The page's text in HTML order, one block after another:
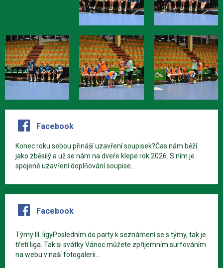
Facebook
Konec roku sebou přináší uzavření soupisek?Čas nám běží
jako zběsilý a už se nám na dveře klepe rok 2026. S ním je
spojené uzavření doplňování soupise...
Facebook
Týmy III. ligyPosledním do party k seznámení se s týmy, tak je
třetí liga. Tak si svátky Vánoc můžete zpříjemním surfováním
na webu v naší fotogalerii...